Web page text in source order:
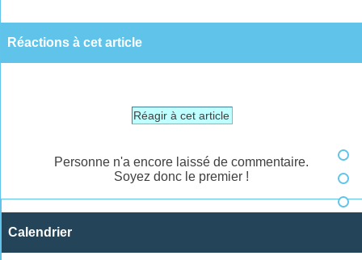
Réactions à cet article
Réagir à cet article
Personne n'a encore laissé de commentaire.
Soyez donc le premier !
Calendrier